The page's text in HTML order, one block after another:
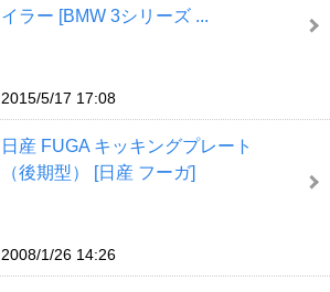
イラー [BMW 3シリーズ ...
2015/5/17 17:08
日産 FUGA キッキングプレート
（後期型） [日産 フーガ]
2008/1/26 14:26